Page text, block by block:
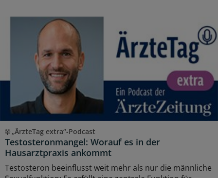
„ÄrzteTag extra“-Podcast
Testosteronmangel: Worauf es in der
Hausarztpraxis ankommt
Testosteron beeinflusst weit mehr als nur die männliche